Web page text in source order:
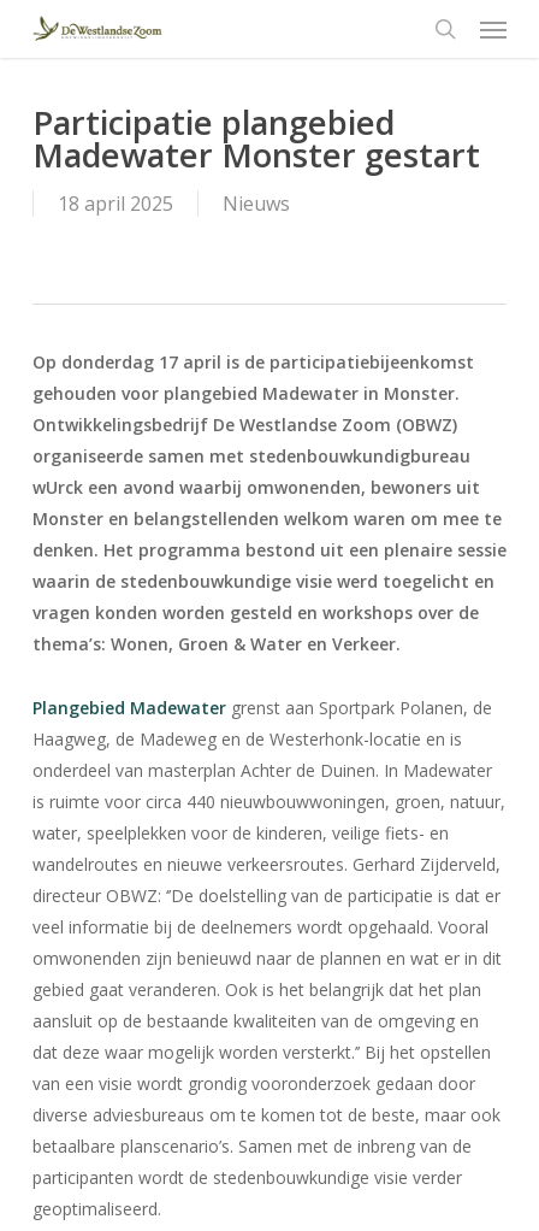
content
Menu
Participatie plangebied
Madewater Monster gestart
18 april 2025 Nieuws
Op donderdag 17 april is de participatiebijeenkomst
gehouden voor plangebied Madewater in Monster.
Ontwikkelingsbedrijf De Westlandse Zoom (OBWZ)
organiseerde samen met stedenbouwkundigbureau
wUrck een avond waarbij omwonenden, bewoners uit
Monster en belangstellenden welkom waren om mee te
denken. Het programma bestond uit een plenaire sessie
waarin de stedenbouwkundige visie werd toegelicht en
vragen konden worden gesteld en workshops over de
thema’s: Wonen, Groen & Water en Verkeer.
Plangebied Madewatergrenst aan Sportpark Polanen, de
Haagweg, de Madeweg en de Westerhonk-locatie en is
onderdeel van masterplan Achter de Duinen. In Madewater
is ruimte voor circa 440 nieuwbouwwoningen, groen, natuur,
water, speelplekken voor de kinderen, veilige fiets- en
wandelroutes en nieuwe verkeersroutes. Gerhard Zijderveld,
directeur OBWZ: ‘’De doelstelling van de participatie is dat er
veel informatie bij de deelnemers wordt opgehaald. Vooral
omwonenden zijn benieuwd naar de plannen en wat er in dit
gebied gaat veranderen. Ook is het belangrijk dat het plan
aansluit op de bestaande kwaliteiten van de omgeving en
dat deze waar mogelijk worden versterkt.’’ Bij het opstellen
van een visie wordt grondig vooronderzoek gedaan door
diverse adviesbureaus om te komen tot de beste, maar ook
betaalbare planscenario’s. Samen met de inbreng van de
participanten wordt de stedenbouwkundige visie verder
geoptimaliseerd.